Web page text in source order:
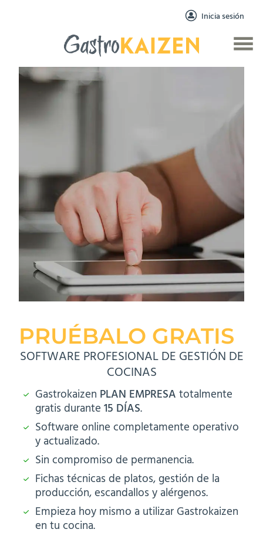
Inicia sesión
PRUÉBALO GRATIS
SOFTWARE PROFESIONAL DE GESTIÓN DE
COCINAS
Gastrokaizen PLAN EMPRESA totalmente
gratis durante 15 DÍAS.
Software online completamente operativo
y actualizado.
Sin compromiso de permanencia.
Fichas técnicas de platos, gestión de la
producción, escandallos y alérgenos.
Empieza hoy mismo a utilizar Gastrokaizen
en tu cocina.